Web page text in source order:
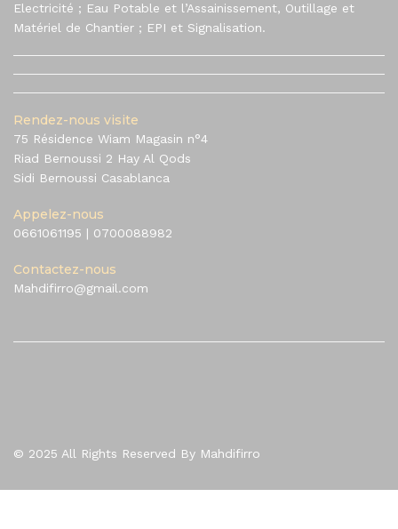
Electricité ; Eau Potable et l’Assainissement, Outillage et
Matériel de Chantier ; EPI et Signalisation.
Rendez-nous visite
75 Résidence Wiam Magasin n°4
Riad Bernoussi 2 Hay Al Qods
Sidi Bernoussi Casablanca
Appelez-nous
0661061195 | 0700088982
Contactez-nous
Mahdifirro@gmail.com
© 2025 All Rights Reserved By Mahdifirro